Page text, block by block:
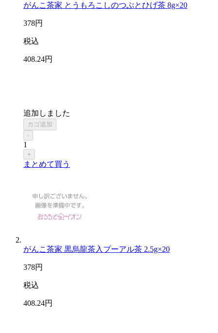
がんこ茶家 とうもろこしのつぶとひげ茶 8g×20
378円
税込
408.24円
追加しました
カゴ追加
-
1
+
まとめて買う
がんこ茶家 黒烏龍茶入プーアル茶 2.5g×20
378円
税込
408.24円